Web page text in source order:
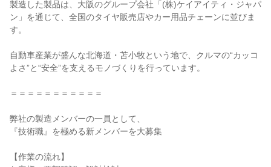
製造した製品は、大阪のグループ会社「(株)ケイアイティ・ジャパ
ン」を通じて、全国のタイヤ販売店やカー用品チェーンに並びま
す。
自動車産業が盛んな北海道・苫小牧という地で、クルマの“カッコ
よさ”と“安全”を支えるモノづくりを行っています。
＝＝＝＝＝＝＝＝＝＝＝
弊社の製造メンバーの一員として、
『技術職』を極める新メンバーを大募集
【作業の流れ】